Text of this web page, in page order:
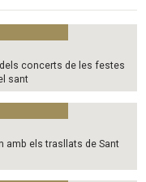
concerts de les festes
sant
amb els trasllats de Sant